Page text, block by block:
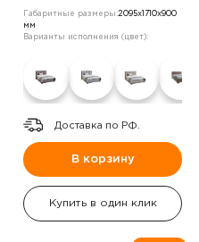
Габаритные размеры:2095х1710х900
мм
Варианты исполнения (цвет):
Доставка по РФ.
В корзину
Купить в один клик